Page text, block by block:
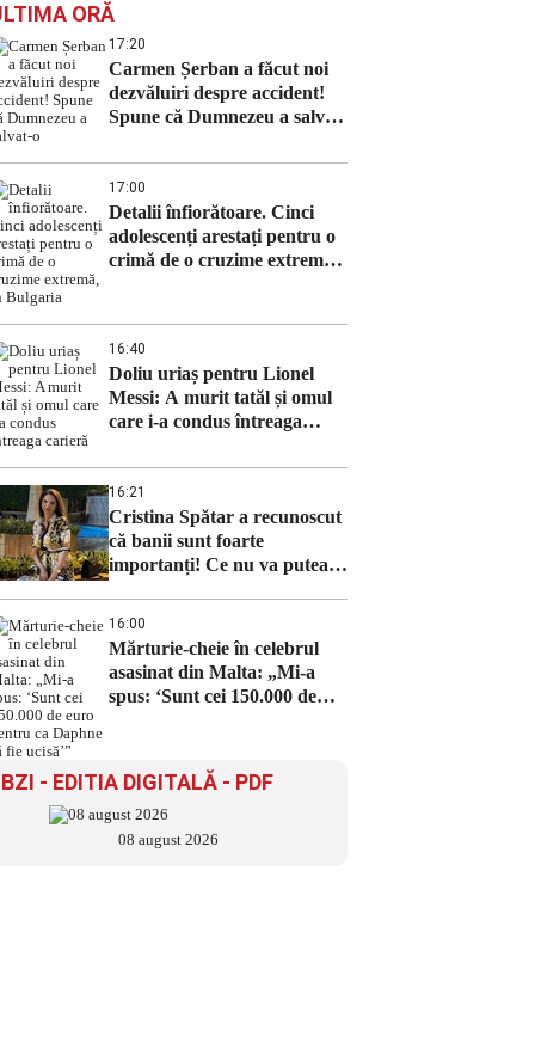
ORĂ
17:20
Carmen Șerban a făcut noi
dezvăluiri despre accident!
Spune că Dumnezeu a salvat-
17:00
Detalii înfiorătoare. Cinci
adolescenți arestați pentru o
crimă de o cruzime extremă,
16:40
Doliu uriaș pentru Lionel
Messi: A murit tatăl și omul
care i-a condus întreaga
16:21
Cristina Spătar a recunoscut
că banii sunt foarte
importanți! Ce nu va putea,
16:00
Mărturie-cheie în celebrul
asasinat din Malta: „Mi-a
spus: ‘Sunt cei 150.000 de
BZI - EDITIA DIGITALĂ - PDF
08 august 2026